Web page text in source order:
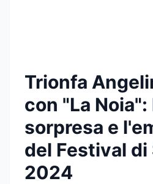
Trionfa
con "La Noia":
sorpresa e
del Festival di
2024